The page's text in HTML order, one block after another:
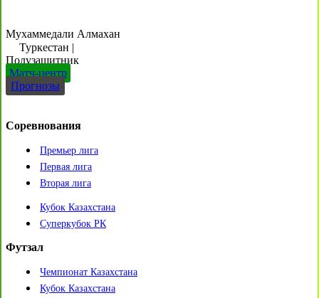
Мухаммедали Алмахан
Туркестан |
Полузащитник
Матч-центр
Прогнозы
Соревнования
Премьер лига
Первая лига
Вторая лига
Кубок Казахстана
Суперкубок РК
Футзал
Чемпионат Казахстана
Кубок Казахстана